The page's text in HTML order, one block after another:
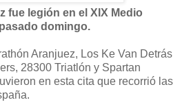
fue legión en el XIX Medio
domingo.
Aranjuez, Los Ke Van Detrás
28300 Triatlón y Spartan
en esta cita que recorrió las